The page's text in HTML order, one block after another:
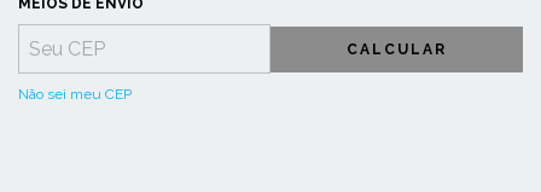
MEIOS DE ENVIO
CALCULAR
Não sei meu CEP